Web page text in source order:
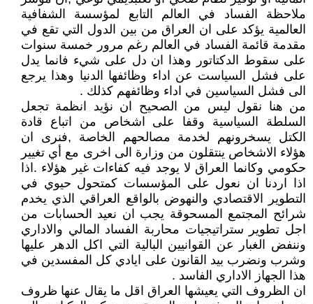
ملاحظة الفساد في العالم التابع لمؤسسة الشفافية
العالمية يؤكد على ان العراق من بين الدول التي تقع في
مقدمة قائمة الفساد في العالم رغم مرور خمسة سنوات
على سقوط الدكتاتور وهذا ان دل على شيء فانما يدل
على فشل السياست عن اداء وظائفها الدنيا وهذا يرجع
الى فشل السياسين في اداء وظائفهم كذلك .
من هنا نقول ليس من الصحيح ان نؤيد انظمة تجعل
السلطة السياسية وقفا على اشخاص من اتباع قادة
الكتل يسخرونهم لخدمة مصالحهم الخاصة ,فنرى ان
هؤلاء الاشخاص ينتقلون من وزارة الى اخرى مع أي تغيير
حكومي وكانما العراق لا يوجد فيه كفاءات غير هؤلاء .اذا
اذا اردنا ان نعول على المؤسسات كمتحول حيوي في
التطوير الاقتصادي والنهوض بالواقع العراقي الذي يخدم
شرائح المجتمع المسحوقة يجب ان نعيد الحسابات من
اجل تطوير ستراتيجيات محاربة الفساد المالي والاداري
وننفض الغبار عن القوانيين البالية التي اكل الدهر عليها
وشرب ونضرب بيد القانون على ايادي كل المفسدين في
هذا الجهاز الاداري الفاسد .
ان الظروف التي يعيشها العراق اقل ما يقال عنها ظروف